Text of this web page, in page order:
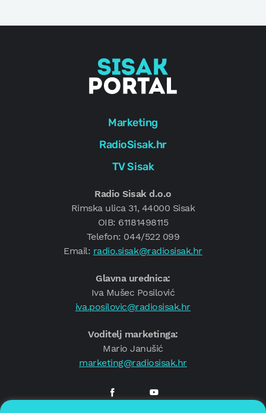
Marketing
RadioSisak.hr
TV Sisak
Radio Sisak d.o.o
Rimska ulica 31, 44000 Sisak
OIB: 61181498115
Telefon: 044/522 099
Email: radio.sisak@radiosisak.hr
Glavna urednica:
Iva Mušec Posilović
iva.posilovic@radiosisak.hr
Voditelj marketinga:
Mario Janušić
marketing@radiosisak.hr